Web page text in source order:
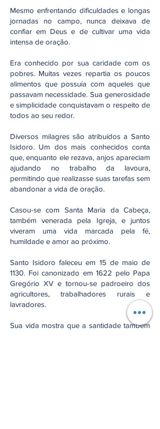
Mesmo enfrentando dificuldades e longas
jornadas no campo, nunca deixava de
confiar em Deus e de cultivar uma vida
intensa de oração.
Era conhecido por sua caridade com os
pobres. Muitas vezes repartia os poucos
alimentos que possuía com aqueles que
passavam necessidade. Sua generosidade
e simplicidade conquistavam o respeito de
todos ao seu redor.
Diversos milagres são atribuídos a Santo
Isidoro. Um dos mais conhecidos conta
que, enquanto ele rezava, anjos apareciam
ajudando no trabalho da lavoura,
permitindo que realizasse suas tarefas sem
abandonar a vida de oração.
Casou-se com Santa Maria da Cabeça,
também venerada pela Igreja, e juntos
viveram uma vida marcada pela fé,
humildade e amor ao próximo.
Santo Isidoro faleceu em 15 de maio de
1130. Foi canonizado em 1622 pelo Papa
Gregório XV e tornou-se padroeiro dos
agricultores, trabalhadores rurais e
lavradores.
Sua vida mostra que a santidade também